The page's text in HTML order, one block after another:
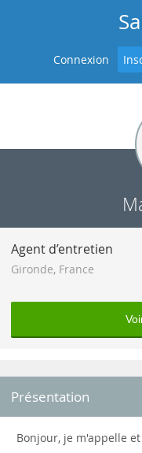
Connexion
Agent d’entretien
Gironde, France
Présentation
Bonjour, je m'appelle